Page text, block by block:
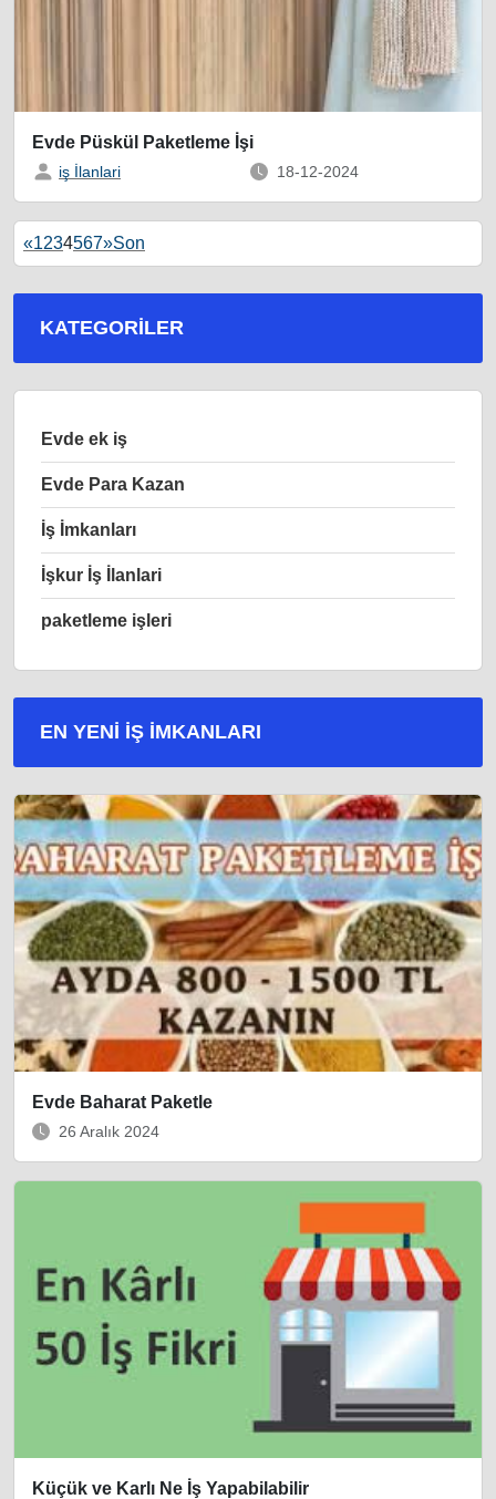
Evde Püskül Paketleme İşi
iş İlanlari 18-12-2024
«1234567»Son
KATEGORILER
Evde ek iş
Evde Para Kazan
İş İmkanları
İşkur İş İlanlari
paketleme işleri
EN YENI İŞ IMKANLARI
Evde Baharat Paketle
26 Aralık 2024
Küçük ve Karlı Ne İş Yapabilabilir